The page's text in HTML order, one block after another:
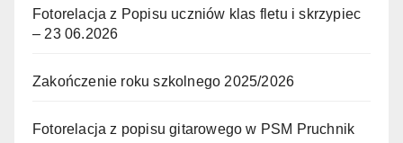
Fotorelacja z Popisu uczniów klas fletu i skrzypiec
– 23 06.2026
Zakończenie roku szkolnego 2025/2026
Fotorelacja z popisu gitarowego w PSM Pruchnik